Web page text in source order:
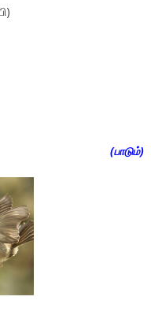
(பாடும்)